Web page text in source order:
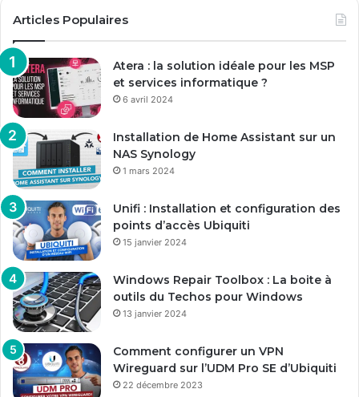
Articles Populaires
Atera : la solution idéale pour les MSP
et services informatique ?
6 avril 2024
Installation de Home Assistant sur un
NAS Synology
1 mars 2024
Unifi : Installation et configuration des
points d’accès Ubiquiti
15 janvier 2024
Windows Repair Toolbox : La boite à
outils du Techos pour Windows
13 janvier 2024
Comment configurer un VPN
Wireguard sur l’UDM Pro SE d’Ubiquiti
22 décembre 2023